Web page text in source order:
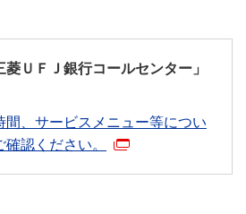
ＵＦＪ銀行コールセンター」
間、サービスメニュー等につい
認ください。